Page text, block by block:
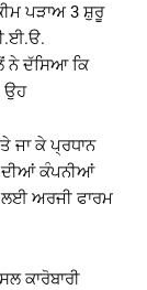
ਪੜਾਅ 3 ਸ਼ੁਰੂ
ਨੇ ਦੱਸਿਆ ਕਿ
ਉਹ
ਜਾ ਕੇ ਪ੍ਰਧਾਨ
ਦੀਆਂ ਕੰਪਨੀਆਂ
ਲਈ ਅਰਜੀ ਫਾਰਮ
ਕਾਰੋਬਾਰੀ